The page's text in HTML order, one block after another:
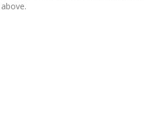
a PNG image of the
of your video file.
video format.
in Python.